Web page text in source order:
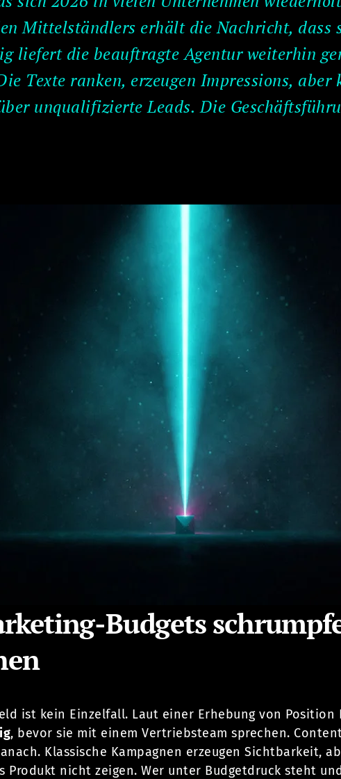
Mittelständlers erhält die Nachricht, dass
liefert die beauftragte Agentur weiterhin
Texte ranken, erzeugen Impressions,
unqualifizierte Leads. Die
Budgets
ist kein Einzelfall. Laut einer Erhebung von Position
, bevor sie mit einem Vertriebsteam sprechen.
Klassische Kampagnen erzeugen Sichtbarkeit,
Produkt nicht zeigen. Wer unter Budgetdruck steht